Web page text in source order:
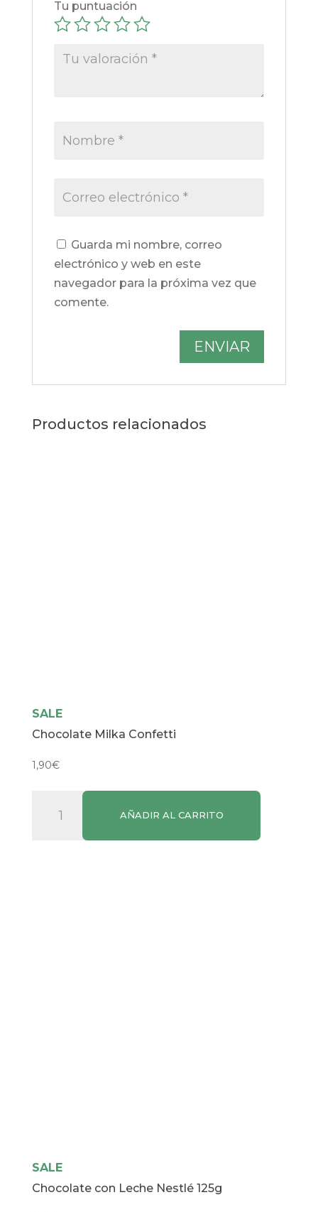
Tu puntuación
Guarda mi nombre, correo
electrónico y web en este
navegador para la próxima vez que
comente.
Productos relacionados
SALE
Chocolate Milka Confetti
1,90€
Chocolate
Milka
AÑADIR AL CARRITO
SALE
Chocolate con Leche Nestlé 125g